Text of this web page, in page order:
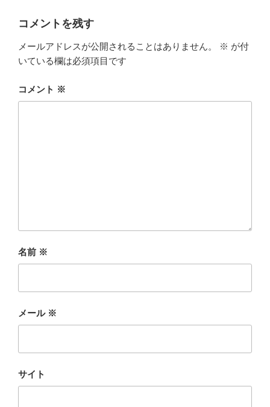
コメントを残す
メールアドレスが公開されることはありません。 ※ が付
いている欄は必須項目です
コメント ※
名前 ※
メール ※
サイト